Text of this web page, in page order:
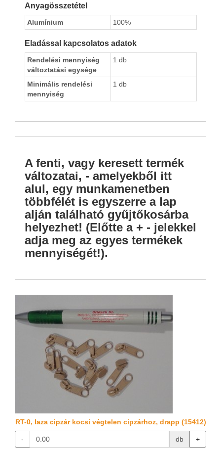
Anyagösszetétel
Alumínium 100%
Eladással kapcsolatos adatok
Rendelési mennyiség
változtatási egysége
1 db
Minimális rendelési
mennyiség
1 db
A fenti, vagy keresett termék
változatai, - amelyekből itt
alul, egy munkamenetben
többfélét is egyszerre a lap
alján található gyűjtőkosárba
helyezhet! (Előtte a + - jelekkel
adja meg az egyes termékek
mennyiségét!).
RT-0, laza cipzár kocsi végtelen cipzárhoz, drapp (15412)
- db +